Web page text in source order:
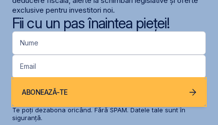
exclusive pentru investitori noi.
Fii cu un pas înaintea pieței!
Nume
Email
ABONEAZĂ-TE
Te poți dezabona oricând. Fără SPAM. Datele tale sunt în
siguranță.